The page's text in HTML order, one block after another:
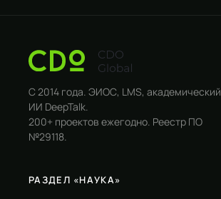
С 2014 года. ЭИОС, LMS, академический
ИИ DeepTalk.
200+ проектов ежегодно. Реестр ПО
№29118.
РАЗДЕЛ «НАУКА»